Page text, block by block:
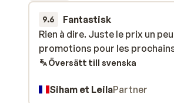
9.6 Fantastisk
Rien à dire. Juste le prix un
promotions pour les
Rien à dire. Juste le prix un
promotions pour les
Översätt till svenska
Siham et LeilaPartner